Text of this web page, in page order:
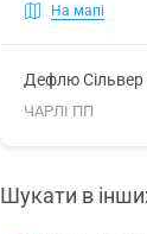
На мапі
Дефлю Сільвер
ЧАРЛІ ПП
Шукати в